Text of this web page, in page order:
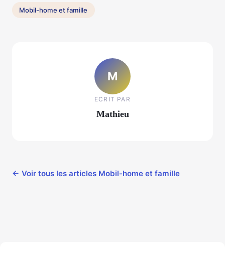
Mobil-home et famille
M
ECRIT PAR
Mathieu
← Voir tous les articles Mobil-home et famille